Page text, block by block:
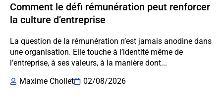
Comment le défi rémunération peut renforcer
la culture d’entreprise
La question de la rémunération n’est jamais anodine dans
une organisation. Elle touche à l’identité même de
l’entreprise, à ses valeurs, à la manière dont...
Maxime Chollet
02/08/2026